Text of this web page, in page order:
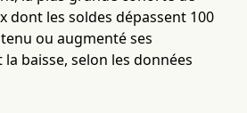
les soldes dépassent 100
ou augmenté ses
baisse, selon les données